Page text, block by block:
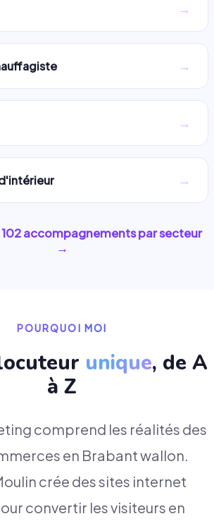
→
→
→
→
102accompagnements par secteur
→
POURQUOI MOI
unique, de A
à Z
comprend les réalités des
en Brabant wallon.
crée des sites internet
convertir les visiteurs en